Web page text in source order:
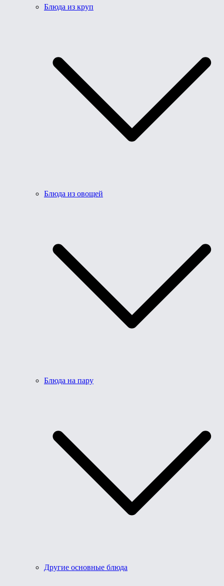
Блюда из круп
Блюда из овощей
Блюда на пару
Другие основные блюда